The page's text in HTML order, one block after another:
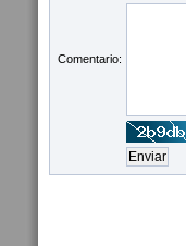
Comentario: